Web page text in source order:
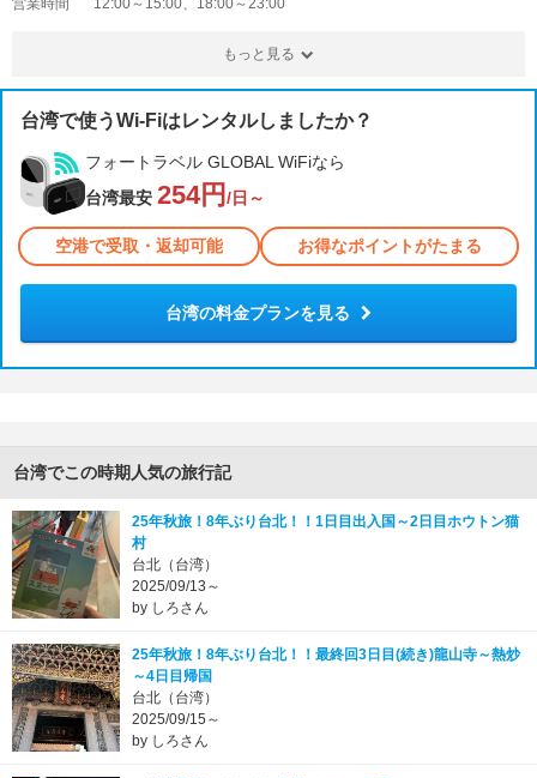
営業時間 12:00～15:00、18:00～23:00
もっと見る
台湾で使うWi-Fiはレンタルしましたか？
フォートラベル GLOBAL WiFiなら
台湾最安 254円 /日～
空港で受取・返却可能 お得なポイントがたまる
台湾の料金プランを見る
台湾でこの時期人気の旅行記
25年秋旅！8年ぶり台北！！1日目出入国～2日目ホウトン猫
村
台北（台湾）
2025/09/13～
by しろさん
25年秋旅！8年ぶり台北！！最終回3日目(続き)龍山寺～熱炒
～4日目帰国
台北（台湾）
2025/09/15～
by しろさん